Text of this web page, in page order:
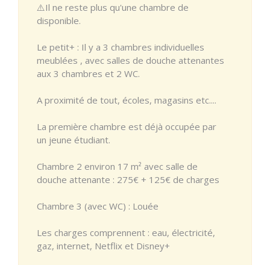
⚠️Il ne reste plus qu'une chambre de
disponible.
Le petit+ : Il y a 3 chambres individuelles
meublées , avec salles de douche attenantes
aux 3 chambres et 2 WC.
A proximité de tout, écoles, magasins etc....
La première chambre est déjà occupée par
un jeune étudiant.
Chambre 2 environ 17 m² avec salle de
douche attenante : 275€ + 125€ de charges
Chambre 3 (avec WC) : Louée
Les charges comprennent : eau, électricité,
gaz, internet, Netflix et Disney+